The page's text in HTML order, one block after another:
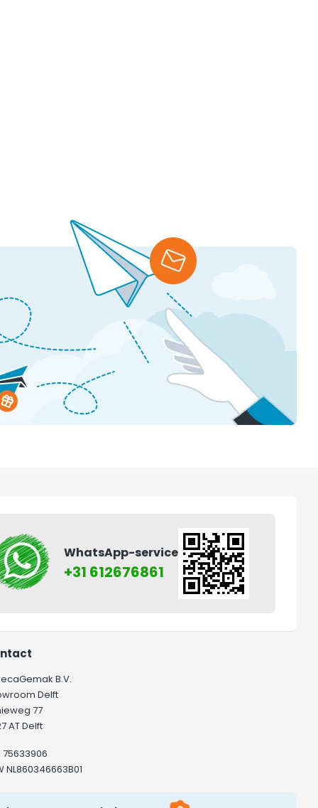
WhatsApp-service
+31 612676861
B.V.
Delft
77
AT Delft
75633906
NL860346663B01